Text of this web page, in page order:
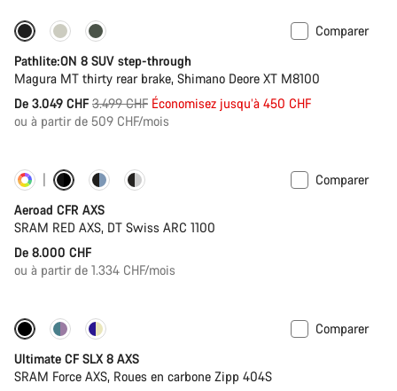
-13% Nouvelles disponibilités
Comparer
Pathlite:ON 8 SUV step-through
Magura MT thirty rear brake, Shimano Deore XT M8100
De 3.049 CHF Prix
3.499 CHF Économisez jusqu’à 450 CHF
ou à partir de 509 CHF/mois
Personnaliser Capteur de puissance
Comparer
Aeroad CFR AXS
SRAM RED AXS, DT Swiss ARC 1100
De 8.000 CHF
ou à partir de 1.334 CHF/mois
Nouvelles disponibilités
Capteur de puissance
Comparer
Ultimate CF SLX 8 AXS
SRAM Force AXS, Roues en carbone Zipp 404S